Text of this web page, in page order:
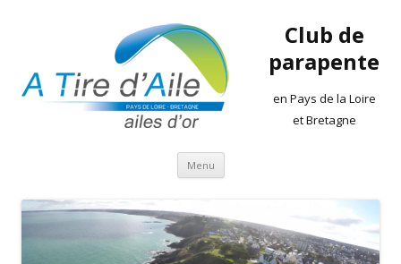
Club de
parapente
en Pays de la Loire
et Bretagne
Menu Aller
contenu